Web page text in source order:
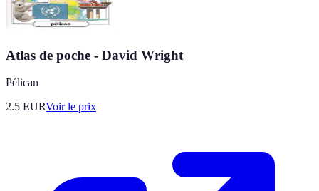
Atlas de poche - David Wright
Pélican
2.5 EURVoir le prix